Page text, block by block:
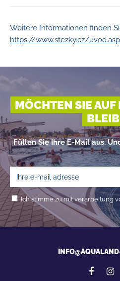
Weitere Informationen finden
https://www.stezky.cz/
MÖCHTEN SIE
Füllen Sie Ihre E-Mail aus.
Ich stimme zu mit verarbeitung